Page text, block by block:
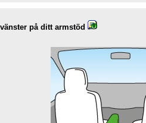
på ditt armstöd